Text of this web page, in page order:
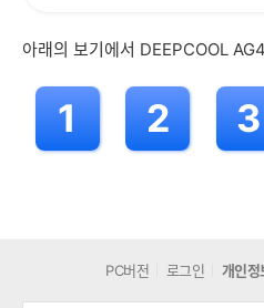
아래의 보기에서 DEEPCOOL
1 2 3
PC버전 로그인 개인정